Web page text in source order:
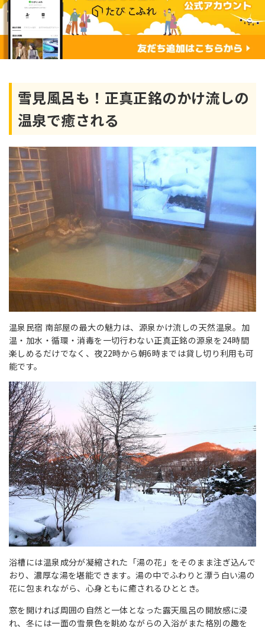
雪見風呂も！正真正銘のかけ流しの
温泉で癒される
温泉民宿 南部屋の最大の魅力は、源泉かけ流しの天然温泉。加
温・加水・循環・消毒を一切行わない正真正銘の源泉を24時間
楽しめるだけでなく、夜22時から朝6時までは貸し切り利用も可
能です。
浴槽には温泉成分が凝縮された「湯の花」をそのまま注ぎ込んで
おり、濃厚な湯を堪能できます。湯の中でふわりと漂う白い湯の
花に包まれながら、心身ともに癒されるひととき。
窓を開ければ周囲の自然と一体となった露天風呂の開放感に浸
れ、冬には一面の雪景色を眺めながらの入浴がまた格別の趣を